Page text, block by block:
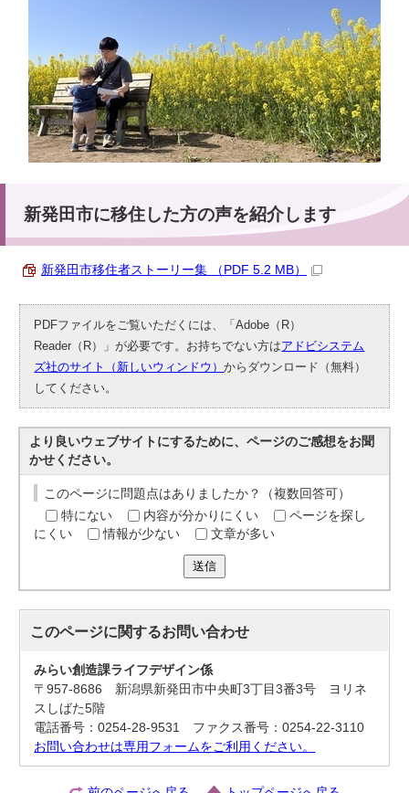
新発田市に移住した方の声を紹介します
新発田市移住者ストーリー集 （PDF 5.2 MB）
PDFファイルをご覧いただくには、「Adobe（R）
Reader（R）」が必要です。お持ちでない方はアドビシステム
ズ社のサイト（新しいウィンドウ）からダウンロード（無料）
してください。
より良いウェブサイトにするために、ページのご感想をお聞
かせください。
このページに問題点はありましたか？（複数回答可）
特にない
内容が分かりにくい
ページを探し
にくい
情報が少ない 文章が多い
送信
このページに関するお問い合わせ
みらい創造課ライフデザイン係
〒957-8686 新潟県新発田市中央町3丁目3番3号 ヨリネ
スしばた5階
電話番号：0254-28-9531 ファクス番号：0254-22-3110
お問い合わせは専用フォームをご利用ください。